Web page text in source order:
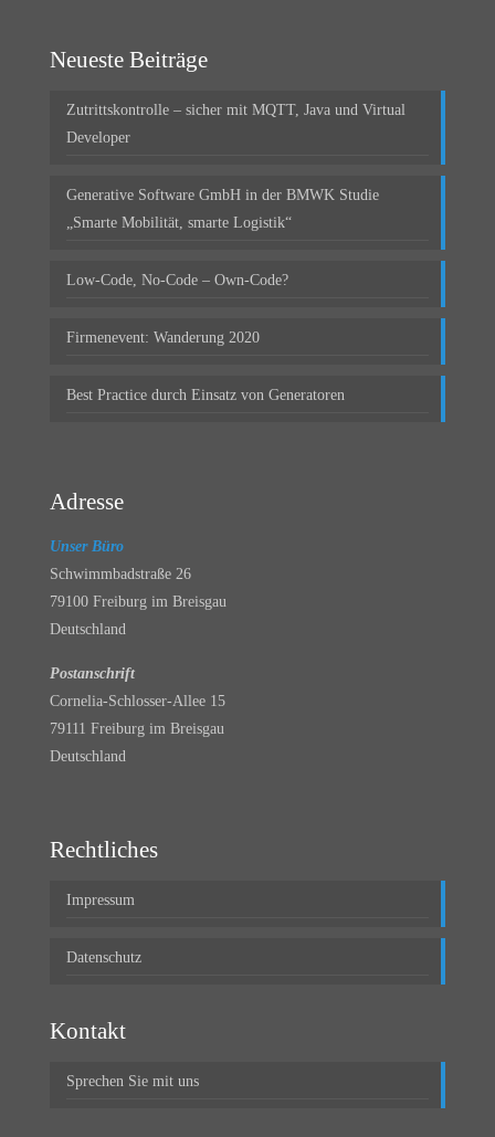
Neueste Beiträge
Zutrittskontrolle – sicher mit MQTT, Java und Virtual
Developer
Generative Software GmbH in der BMWK Studie
„Smarte Mobilität, smarte Logistik“
Low-Code, No-Code – Own-Code?
Firmenevent: Wanderung 2020
Best Practice durch Einsatz von Generatoren
Adresse
Unser Büro
Schwimmbadstraße 26
79100 Freiburg im Breisgau
Deutschland
Postanschrift
Cornelia-Schlosser-Allee 15
79111 Freiburg im Breisgau
Deutschland
Rechtliches
Impressum
Datenschutz
Kontakt
Sprechen Sie mit uns